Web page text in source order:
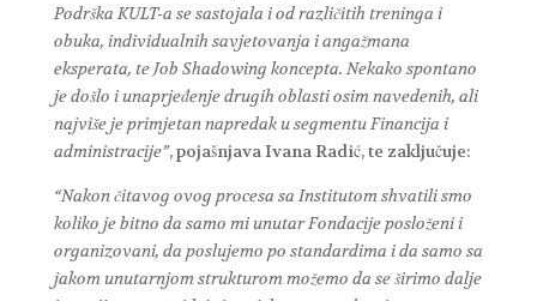
Podrška KULT-a se sastojala i od različitih treninga i
obuka, individualnih savjetovanja i angažmana
eksperata, te Job Shadowing koncepta. Nekako spontano
je došlo i unaprjeđenje drugih oblasti osim navedenih, ali
najviše je primjetan napredak u segmentu Financija i
administracije”, pojašnjava Ivana Radić, te zaključuje:
“Nakon čitavog ovog procesa sa Institutom shvatili smo
koliko je bitno da samo mi unutar Fondacije posloženi i
organizovani, da poslujemo po standardima i da samo sa
jakom unutarnjom strukturom možemo da se širimo dalje